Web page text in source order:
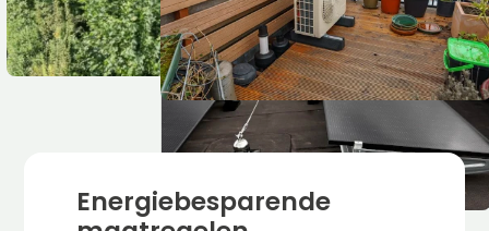
Energiebesparende